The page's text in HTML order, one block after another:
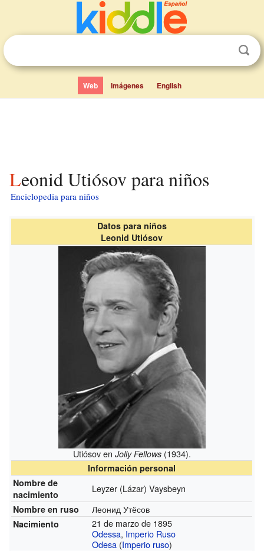
Web Imágenes English
Leonid Utiósov para niños
Enciclopedia para niños
Datos para niños
Leonid Utiósov
Utiósov en Jolly Fellows(1934).
Información personal
Nombre de
nacimiento
Leyzer (Lázar) Vaysbeyn
Nombre en ruso Леонид Утёсов
Nacimiento
21 de marzo de 1895
Odessa, Imperio Ruso
Odesa (Imperio ruso)